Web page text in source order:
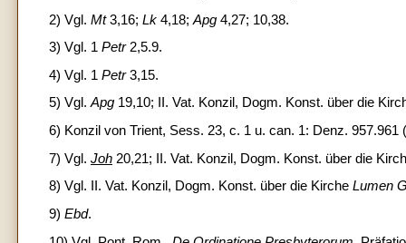
2) Vgl. Mt3,16; Lk 4,18; Apg 4,27; 10,38.
3) Vgl. 1 Petr2,5.9.
4) Vgl. 1 Petr3,15.
5) Vgl.Apg 19,10; II. Vat. Konzil, Dogm. Konst. über die
6) Konzil von Trient, Sess. 23, c. 1 u. can. 1: Denz. 957.961
7) Vgl. Joh 20,21; II. Vat. Konzil, Dogm. Konst. über die
8) Vgl. II. Vat. Konzil, Dogm. Konst. über die Kirche Lumen
9) Ebd.